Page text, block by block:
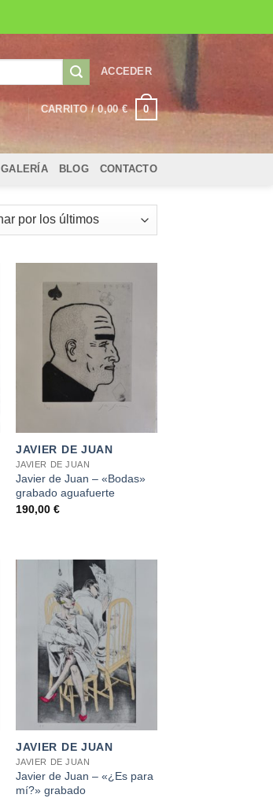
ACCEDER
CARRITO /0,00€ 0
GALERÍA BLOG CONTACTO
JAVIER DE JUAN
JAVIER DE JUAN
Javier de Juan – «Bodas»
grabado aguafuerte
190,00 €
+
JAVIER DE JUAN
JAVIER DE JUAN
Javier de Juan – «¿Es para
mí?» grabado